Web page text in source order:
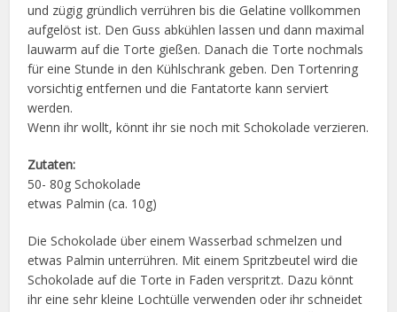
und zügig gründlich verrühren bis die Gelatine vollkommen
aufgelöst ist. Den Guss abkühlen lassen und dann maximal
lauwarm auf die Torte gießen. Danach die Torte nochmals
für eine Stunde in den Kühlschrank geben. Den Tortenring
vorsichtig entfernen und die Fantatorte kann serviert
werden.
Wenn ihr wollt, könnt ihr sie noch mit Schokolade verzieren.
Zutaten:
50- 80g Schokolade
etwas Palmin (ca. 10g)
Die Schokolade über einem Wasserbad schmelzen und
etwas Palmin unterrühren. Mit einem Spritzbeutel wird die
Schokolade auf die Torte in Faden verspritzt. Dazu könnt
ihr eine sehr kleine Lochtülle verwenden oder ihr schneidet